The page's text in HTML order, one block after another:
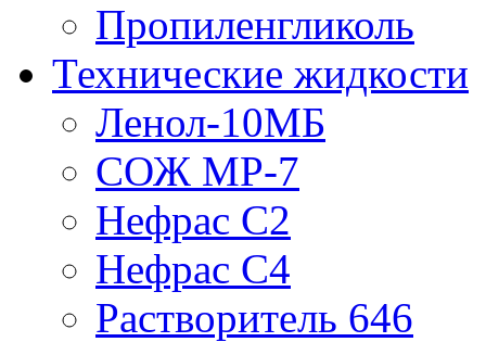
Пропиленгликоль
Технические жидкости
Ленол-10МБ
СОЖ МР-7
Нефрас С2
Нефрас С4
Растворитель 646